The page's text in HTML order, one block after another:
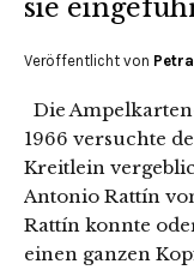
sie
Veröffentlicht von
Die
1966 versuchte
Kreitlein
Antonio Rattín
Rattín konnte
einen ganzen